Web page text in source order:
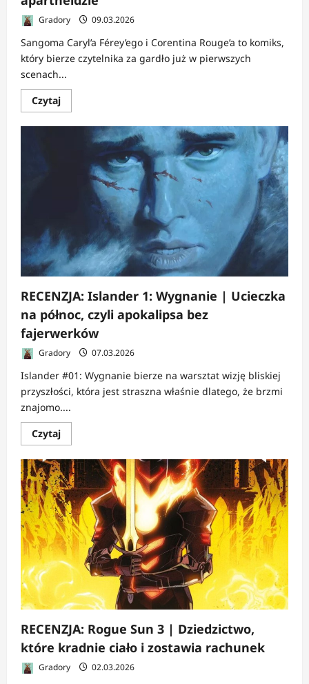
Gradory 09.03.2026
Sangoma Caryl’a Férey’ego i Corentina Rouge’a to komiks,
który bierze czytelnika za gardło już w pierwszych
scenach...
CzytajDowiedz
się
o
RECENZJA:
Sangoma
Kapsztad
apartheidzie
RECENZJA: Islander 1: Wygnanie | Ucieczka
na północ, czyli apokalipsa bez
fajerwerków
Gradory 07.03.2026
Islander #01: Wygnanie bierze na warsztat wizję bliskiej
przyszłości, która jest straszna właśnie dlatego, że brzmi
znajomo....
CzytajDowiedz
się
o
RECENZJA:
Islander
1:
Wygnanie
|
Ucieczka
na
północ,
czyli
apokalipsa
bez
fajerwerków
RECENZJA: Rogue Sun 3 | Dziedzictwo,
które kradnie ciało i zostawia rachunek
Gradory 02.03.2026